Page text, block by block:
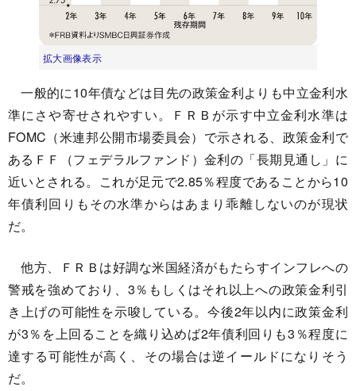
拡大画像表示
一般的に10年債などは目先の政策金利よりも中立金利水
準にさや寄せされやすい。ＦＲＢが示す中立金利水準は
FOMC（米連邦公開市場委員会）で示される、政策金利で
あるＦＦ（フェデラルファンド）金利の「長期見通し」に
近いとされる。これが足元で2.85％程度であることから10
年債利回りもその水準からはあまり乖離しないのが現状
だ。
他方、ＦＲＢは好調な米国経済がもたらすインフレへの
警戒を強めており、3％もしくはそれ以上への政策金利引
き上げの可能性を示唆している。今後2年以内に政策金利
が3％を上回ることを織り込めば2年債利回りも3％程度に
達する可能性が高く、その場合は逆イールドになりそう
だ。